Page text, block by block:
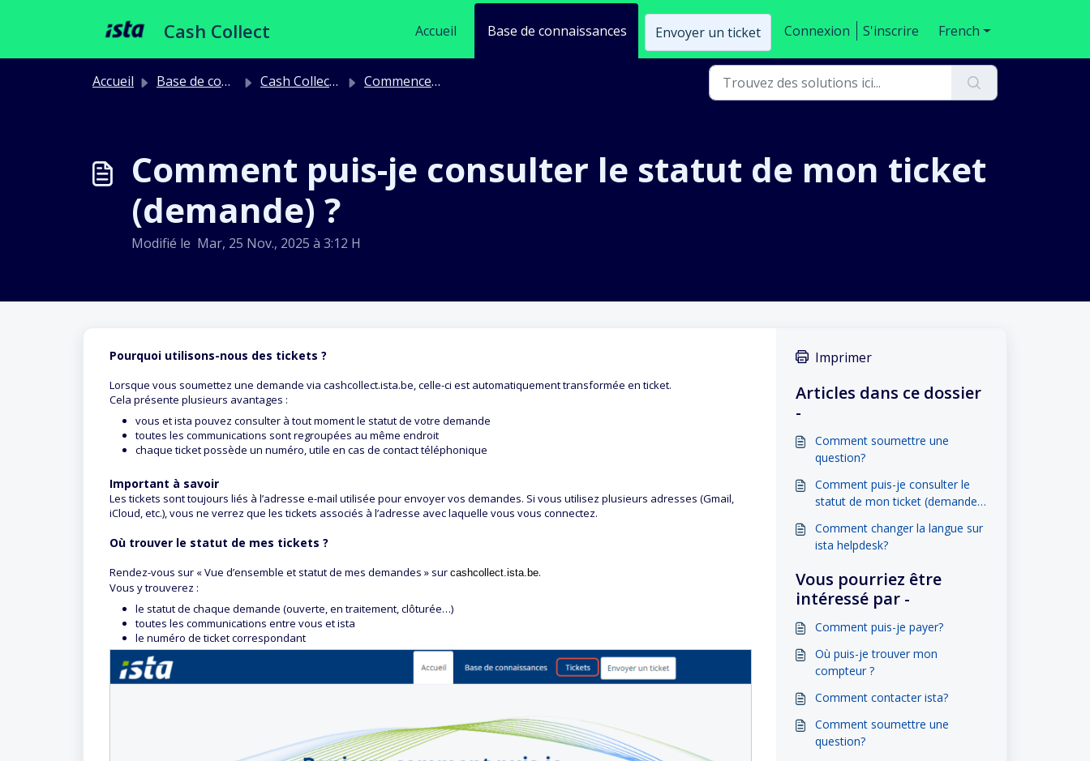
Cash Collect Accueil Base de connaissances Envoyer un ticket Connexion S'inscrire French
Accueil Base de connaissances Cash Collect Général Commencez avec le helpdesk d'ista
Comment puis-je consulter le statut de mon ticket
(demande) ?
Modifié le Mar, 25 Nov., 2025 à 3:12 H
Pourquoi utilisons-nous des tickets ?
Lorsque vous soumettez une demande via cashcollect.ista.be, celle-ci est automatiquement transformée en ticket.
Cela présente plusieurs avantages :
vous et ista pouvez consulter à tout moment le statut de votre demande
toutes les communications sont regroupées au même endroit
chaque ticket possède un numéro, utile en cas de contact téléphonique
Important à savoir
Les tickets sont toujours liés à l’adresse e-mail utilisée pour envoyer vos demandes. Si vous utilisez plusieurs adresses (Gmail,
iCloud, etc.), vous ne verrez que les tickets associés à l’adresse avec laquelle vous vous connectez.
Où trouver le statut de mes tickets ?
Rendez-vous sur « Vue d’ensemble et statut de mes demandes » sur cashcollect.ista.be.
Vous y trouverez :
le statut de chaque demande (ouverte, en traitement, clôturée…)
toutes les communications entre vous et ista
le numéro de ticket correspondant
Imprimer
Articles dans ce dossier
-
Comment soumettre une
question?
Comment puis-je consulter le
statut de mon ticket (demande)
Comment changer la langue sur
ista helpdesk?
Vous pourriez être
intéressé par -
Comment puis-je payer?
Où puis-je trouver mon
compteur ?
Comment contacter ista?
Comment soumettre une
question?